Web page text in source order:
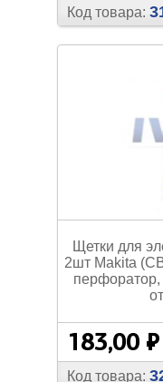
Код товара:
Щетки для
2шт Мakita
183,00 ₽
Код товара: